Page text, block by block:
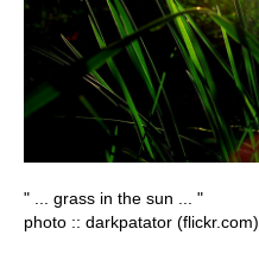
" ... grass in the sun ... "
photo :: darkpatator (flickr.com)